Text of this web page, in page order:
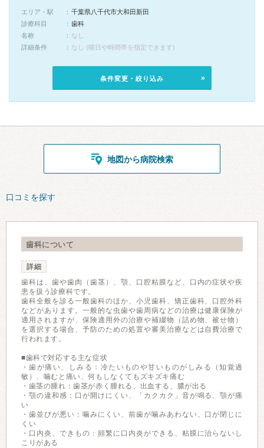
エリア・駅
千葉県八千代市大和田新田
診療科目
歯科
名称
なし
詳細条件
なし (曜日や時間帯を指定できます)
条件変更・絞り込み
地図から病院検索
口コミを探す
歯科について
詳細
歯科は、歯や歯肉（歯茎）、顎、口腔粘膜など、口内の症状や疾
患を扱う診療科です。
歯科全般を診る一般歯科のほか、小児歯科、矯正歯科、口腔外科
などがあります。一般的な虫歯や歯周病などの治療は健康保険が
適用されますが、保険適用外の治療や補綴物（詰め物、被せ物）
を選択する場合、予防のための処置や審美治療などは自費治療で
行われます。
■歯科で対応する主な症状
・歯が痛い、しみる：冷たいものや甘いものがしみる（知覚過
敏）、噛むと痛い、何もしなくてもズキズキ痛む
・歯茎の腫れ：歯茎が赤く腫れる、出血する、膿が出る
・顎の違和感：口が開けにくい、「カクカク」音が鳴る、顎が痛
い
・歯並びが悪い：噛みにくい、前歯が噛みあわない、口が閉じに
くい
・口内炎、できもの：頻繁に口内炎ができる、粘膜に治らないし
こりがある